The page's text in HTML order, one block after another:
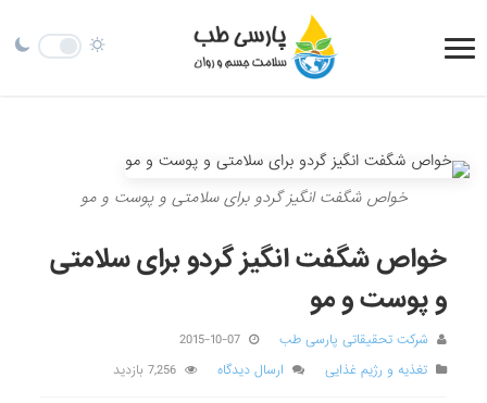
خواص شگفت انگیز گردو برای سلامتی و پوست و مو
خواص شگفت انگیز گردو برای سلامتی
و پوست و مو
شرکت تحقیقاتی پارسی طب
2015-10-07
تغذیه و رژیم غذایی
ارسال دیدگاه 7,256 بازدید